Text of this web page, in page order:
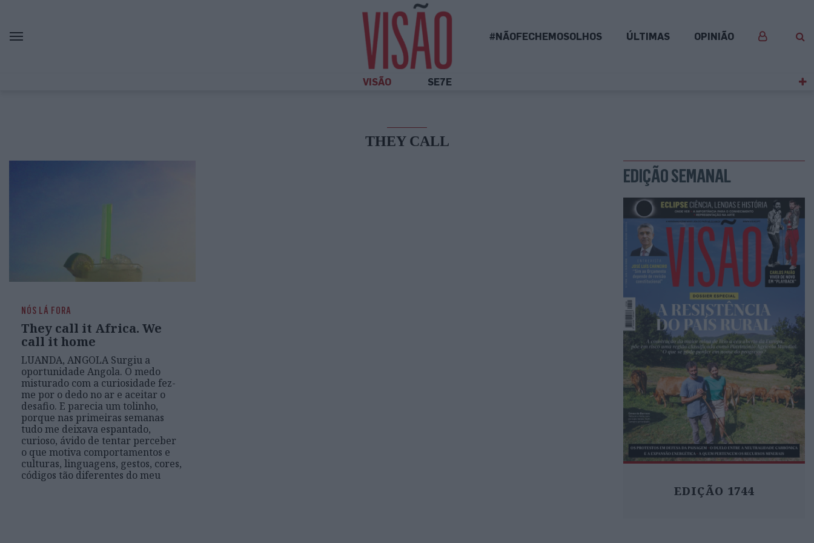
#NÃOFECHEMOSOLHOS ÚLTIMAS OPINIÃO
VISÃO SE7E
THEY CALL
NÓS LÁ FORA
They call it Africa. We
call it home
LUANDA, ANGOLA Surgiu a
oportunidade Angola. O medo
misturado com a curiosidade fez-
me por o dedo no ar e aceitar o
desafio. E parecia um tolinho,
porque nas primeiras semanas
tudo me deixava espantado,
curioso, ávido de tentar perceber
o que motiva comportamentos e
culturas, linguagens, gestos, cores,
códigos tão diferentes do meu
EDIÇÃO SEMANAL
EDIÇÃO 1744